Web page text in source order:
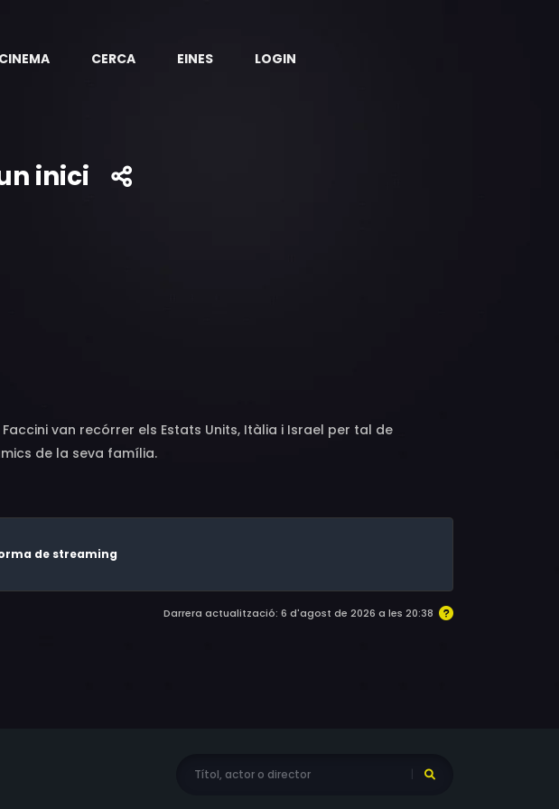
CINEMA CERCA EINES LOGIN
inici
van recórrer els Estats Units, Itàlia i Israel per tal de
de la seva família.
de streaming
Darrera actualització: 6 d'agost de 2026 a les 20:38